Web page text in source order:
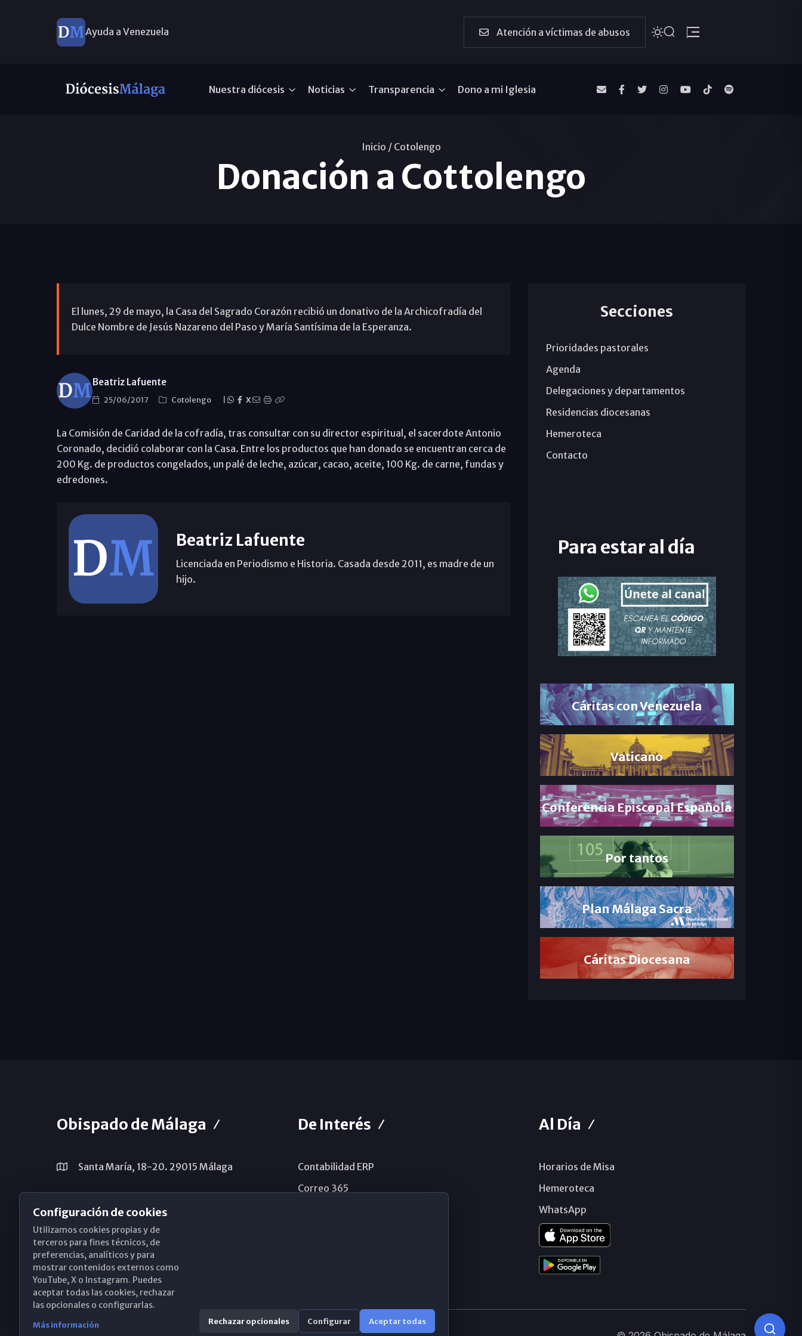
Ayuda a Venezuela Atención a víctimas de abusos
Nuestra diócesis Noticias Transparencia Dono a mi Iglesia
Inicio / Cotolengo
Donación a Cottolengo
El lunes, 29 de mayo, la Casa del Sagrado Corazón recibió un donativo de la Archicofradía del
Dulce Nombre de Jesús Nazareno del Paso y María Santísima de la Esperanza.
Beatriz Lafuente
25/06/2017 Cotolengo X
La Comisión de Caridad de la cofradía, tras consultar con su director espiritual, el sacerdote Antonio
Coronado, decidió colaborar con la Casa. Entre los productos que han donado se encuentran cerca de
200 Kg. de productos congelados, un palé de leche, azúcar, cacao, aceite, 100 Kg. de carne, fundas y
edredones.
Beatriz Lafuente
Licenciada en Periodismo e Historia. Casada desde 2011, es madre de un
hijo.
Secciones
Prioridades pastorales
Agenda
Delegaciones y departamentos
Residencias diocesanas
Hemeroteca
Contacto
Para estar al día
Cáritas con Venezuela
Vaticano
Conferencia Episcopal Española
Por tantos
Plan Málaga Sacra
Cáritas Diocesana
Obispado de Málaga
Santa María, 18-20. 29015 Málaga
(+34) 952 224 386
obispado@diocesismalaga.es
De Interés
Contabilidad ERP
Correo 365
Al Día
Horarios de Misa
Hemeroteca
WhatsApp
Configuración de cookies
Utilizamos cookies propias y de
terceros para fines técnicos, de
preferencias, analíticos y para
mostrar contenidos externos como
YouTube, X o Instagram. Puedes
aceptar todas las cookies, rechazar
las opcionales o configurarlas.
Más información Rechazar opcionales Configurar Aceptar todas